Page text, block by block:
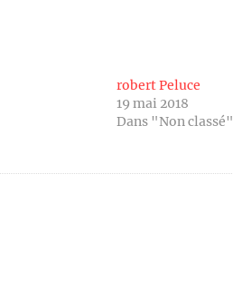
robert Peluce
19 mai 2018
Dans "Non classé"